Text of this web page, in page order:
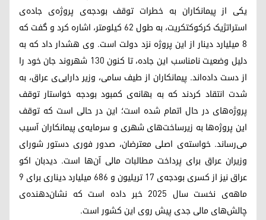
یکی از پیمانکاران به خطرات توقف بودجه‌ی پروژه‌ی جاده‌ی
استراتژیک کرکوکتکریت، به طول ۶۲ کیلومتر، اشاره کرد و گفت که
۸ میلیارد دینار از این پروژه نزد دولت است. وی هشدار داد که به
دلیل وضعیت نامناسب این جاده، تا کنون ۱۳۰ شهروند جان خود را
از دست داده‌اند. پیمانکاران از طیف سامی، وزیر دارایی‌ی عراق، به
شدت انتقاد کردند که به بهانه‌ی کمبود بودجه خواستار توقف
پروژه‌های در حال اتمام شده است؛ این در حالی است که توقف
این پروژه‌ها به زیرساخت‌های شهری و سرمایه‌ی پیمانکاران آسیب
می‌رساند. خواسته‌ی اصلی معترضان، صدور فوری دستور شورای
وزیران عراق برای پرداخت مطالبات مالی آن‌ها است. دیدبان اکو
عراق نیز از کسری بودجه‌ی ۱۷ تریلیون و ۶۸۶ میلیارد دیناری برای ۹
ماهه‌ی نخست سال ۲۰۲۵ خبر داده است که نشان‌دهنده‌ی
چالش‌های مالی جدی پیش روی این کشور است.